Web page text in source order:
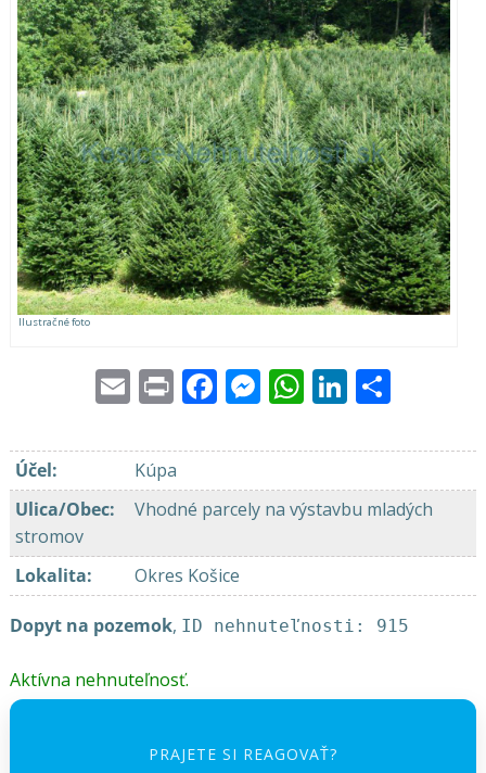
Ilustračné foto
EmailPrintFacebook
Messenger
WhatsApp
LinkedIn
Účel:
Kúpa
Ulica/Obec:
Vhodné parcely na výstavbu mladých
stromov
Lokalita: Okres Košice
Dopyt na pozemok, ID nehnuteľnosti: 915
Aktívna nehnuteľnosť.
PRAJETE SI REAGOVAŤ?